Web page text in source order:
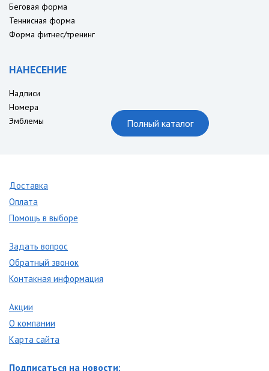
Беговая форма
Теннисная форма
Форма фитнес/тренинг
НАНЕСЕНИЕ
Надписи
Номера
Эмблемы
Полный каталог
Доставка
Оплата
Помощь в выборе
Задать вопрос
Обратный звонок
Контакная информация
Акции
О компании
Карта сайта
Подписаться на новости: